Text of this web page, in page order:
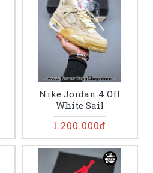
Nike Jordan 4 Off
White Sail
1.200.000đ